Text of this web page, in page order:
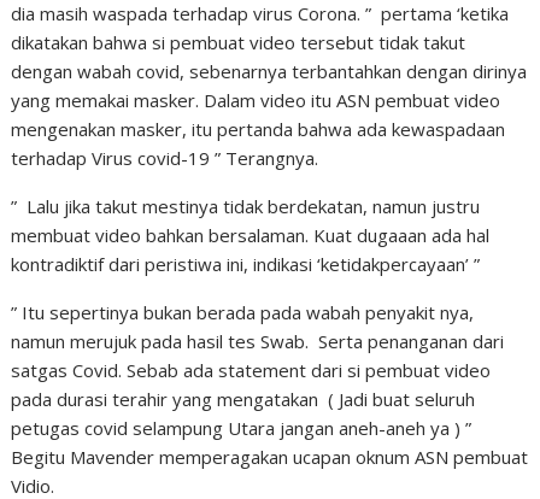
dia masih waspada terhadap virus Corona. ” pertama ‘ketika
dikatakan bahwa si pembuat video tersebut tidak takut
dengan wabah covid, sebenarnya terbantahkan dengan dirinya
yang memakai masker. Dalam video itu ASN pembuat video
mengenakan masker, itu pertanda bahwa ada kewaspadaan
terhadap Virus covid-19 ” Terangnya.
” Lalu jika takut mestinya tidak berdekatan, namun justru
membuat video bahkan bersalaman. Kuat dugaaan ada hal
kontradiktif dari peristiwa ini, indikasi ‘ketidakpercayaan’ ”
” Itu sepertinya bukan berada pada wabah penyakit nya,
namun merujuk pada hasil tes Swab. Serta penanganan dari
satgas Covid. Sebab ada statement dari si pembuat video
pada durasi terahir yang mengatakan ( Jadi buat seluruh
petugas covid selampung Utara jangan aneh-aneh ya ) ”
Begitu Mavender memperagakan ucapan oknum ASN pembuat
Vidio.